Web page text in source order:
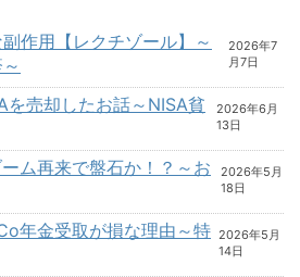
副作用【レクチゾール】～
2026年7
月7日
を売却したお話～NISA貧
2026年6月
13日
ーム再来で盤石か！？～お
2026年5月
18日
年金受取が損な理由～特 2026年5月
14日